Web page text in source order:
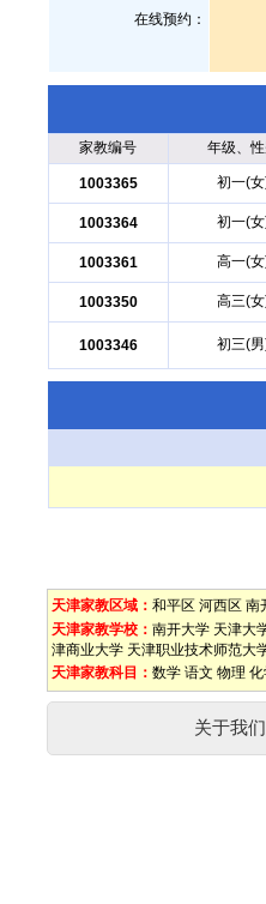
在线预约：
家教编号 年级、性
1003365 初一(
1003364 初一(
1003361 高一(
1003350 高三(
1003346 初三(
天津家教区域： 和平区 河西区 南
天津家教学校： 南开大学 天津大
津商业大学 天津职业技术师范大
天津家教科目： 数学 语文 物理
关于我们